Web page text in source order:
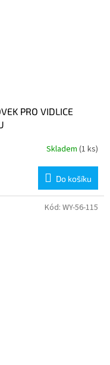
PRO VIDLICE
Skladem (1 ks)
Do košíku
Kód: WY-56-115